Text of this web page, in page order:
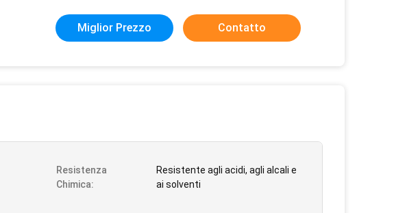
Miglior Prezzo Contatto
Resistenza
Chimica:
Resistente agli acidi, agli alcali e
ai solventi